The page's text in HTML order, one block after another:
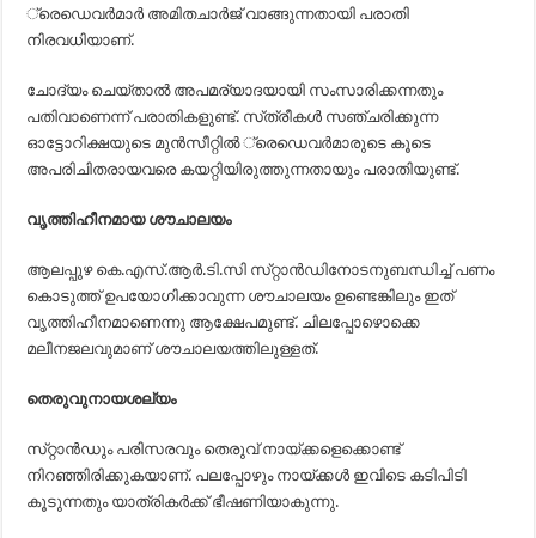
്രെഡെവര്‍മാര്‍ അമിതചാര്‍ജ്‌ വാങ്ങുന്നതായി പരാതി
നിരവധിയാണ്‌.
ചോദ്യം ചെയ്‌താല്‍ അപമര്യാദയായി സംസാരിക്കന്നതും
പതിവാണെന്ന്‌ പരാതികളുണ്ട്‌. സ്‌ത്രീകള്‍ സഞ്ചരിക്കുന്ന
ഓട്ടോറിക്ഷയുടെ മുന്‍സീറ്റില്‍ ്രെഡെവര്‍മാരുടെ കൂടെ
അപരിചിതരായവരെ കയറ്റിയിരുത്തുന്നതായും പരാതിയുണ്ട്‌.
വൃത്തിഹീനമായ ശൗചാലയം
ആലപ്പുഴ കെ.എസ്‌.ആര്‍.ടി.സി സ്‌റ്റാന്‍ഡിനോടനുബന്ധിച്ച്‌ പണം
കൊടുത്ത്‌ ഉപയോഗിക്കാവുന്ന ശൗചാലയം ഉണ്ടെങ്കിലും ഇത്‌
വൃത്തിഹീനമാണെന്നു ആക്ഷേപമുണ്ട്‌. ചിലപ്പോഴൊക്കെ
മലീനജലവുമാണ്‌ ശൗചാലയത്തിലുള്ളത്‌.
തെരുവുനായശല്യം
സ്‌റ്റാന്‍ഡും പരിസരവും തെരുവ്‌ നായ്‌ക്കളെക്കൊണ്ട്‌
നിറഞ്ഞിരിക്കുകയാണ്‌. പലപ്പോഴും നായ്‌ക്കള്‍ ഇവിടെ കടിപിടി
കൂടുന്നതും യാത്രികര്‍ക്ക്‌ ഭീഷണിയാകുന്നു.